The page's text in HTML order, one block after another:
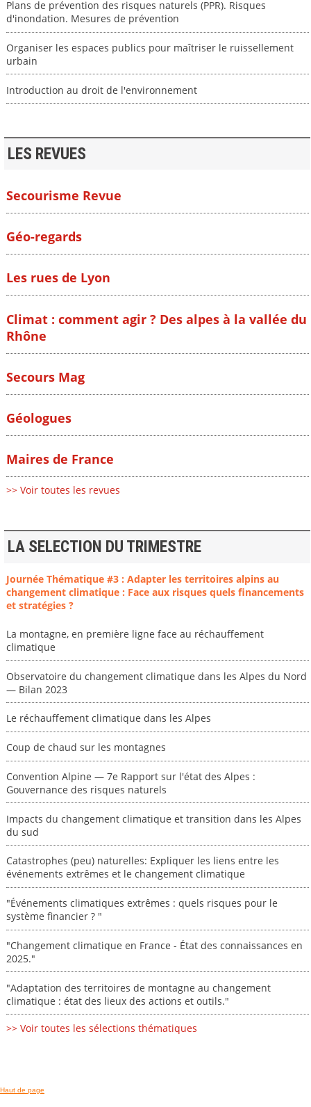
Plans de prévention des risques naturels (PPR). Risques
d'inondation. Mesures de prévention
Organiser les espaces publics pour maîtriser le ruissellement
urbain
Introduction au droit de l'environnement
LES REVUES
Secourisme Revue
Géo-regards
Les rues de Lyon
Climat : comment agir ? Des alpes à la vallée du
Rhône
Secours Mag
Géologues
Maires de France
>> Voir toutes les revues
LA SELECTION DU TRIMESTRE
Journée Thématique #3 : Adapter les territoires alpins au
changement climatique : Face aux risques quels financements
et stratégies ?
La montagne, en première ligne face au réchauffement
climatique
Observatoire du changement climatique dans les Alpes du Nord
— Bilan 2023
Le réchauffement climatique dans les Alpes
Coup de chaud sur les montagnes
Convention Alpine — 7e Rapport sur l'état des Alpes :
Gouvernance des risques naturels
Impacts du changement climatique et transition dans les Alpes
du sud
Catastrophes (peu) naturelles: Expliquer les liens entre les
événements extrêmes et le changement climatique
"Événements climatiques extrêmes : quels risques pour le
système financier ? "
"Changement climatique en France - État des connaissances en
2025."
"Adaptation des territoires de montagne au changement
climatique : état des lieux des actions et outils."
>> Voir toutes les sélections thématiques
Haut de page